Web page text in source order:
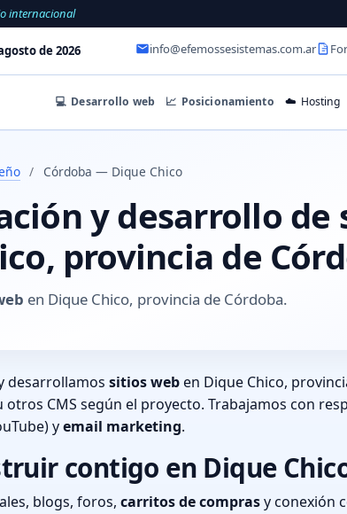
internacional
de 2026 info@efemossesistemas.com.ar
💻 Desarrollo web 📈 Posicionamiento ☁️ Hosting
/ Córdoba — Dique Chico
y desarrollo de
provincia de
en Dique Chico, provincia de Córdoba.
desarrollamos sitios weben Dique Chico,
otros CMS según el proyecto. Trabajamos con
yemail marketing.
contigo en Dique
blogs, foros, carritos de comprasy conexión